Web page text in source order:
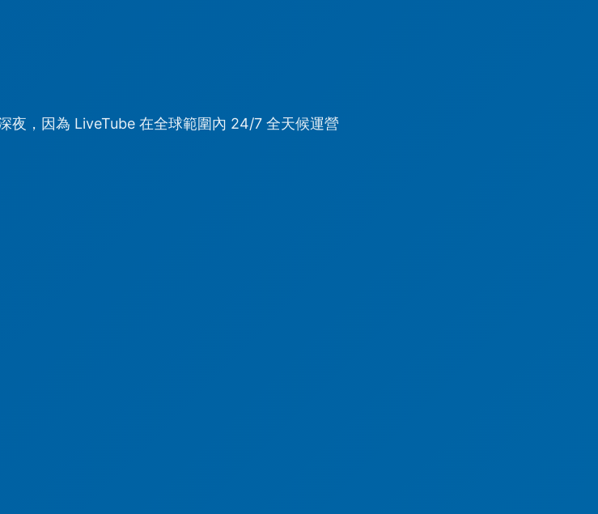
夜，因為 LiveTube 在全球範圍內 24/7 全天候運營